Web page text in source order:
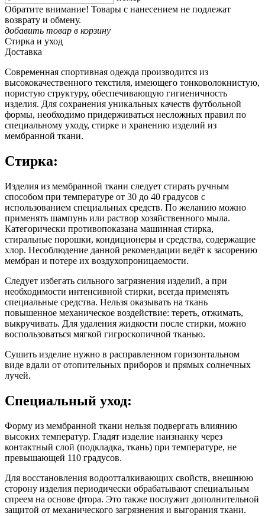
Обратите внимание! Товары с нанесением не подлежат
возврату и обмену.
добавить товар в корзину
Стирка и уход
Доставка
Современная спортивная одежда производится из
высококачественного текстиля, имеющего тонковолокнистую,
пористую структуру, обеспечивающую гигиеничность
изделия. Для сохранения уникальных качеств футбольной
формы, необходимо придерживаться несложных правил по
специальному уходу, стирке и хранению изделий из
мембранной ткани.
Стирка:
Изделия из мембранной ткани следует стирать ручным
способом при температуре от 30 до 40 градусов с
использованием специальных средств. По желанию можно
применять шампунь или раствор хозяйственного мыла.
Категорически противопоказана машинная стирка,
стиральные порошки, кондиционеры и средства, содержащие
хлор. Несоблюдение данной рекомендации ведёт к засорению
мембран и потере их воздухопроницаемости.
Следует избегать сильного загрязнения изделий, а при
необходимости интенсивной стирки, всегда применять
специальные средства. Нельзя оказывать на ткань
повышенное механическое воздействие: тереть, отжимать,
выкручивать. Для удаления жидкости после стирки, можно
воспользоваться мягкой гигроскопичной тканью.
Сушить изделие нужно в расправленном горизонтальном
виде вдали от отопительных приборов и прямых солнечных
лучей.
Специальный уход:
Форму из мембранной ткани нельзя подвергать влиянию
высоких температур. Гладят изделие наизнанку через
контактный слой (подкладка, ткань) при температуре, не
превышающей 110 градусов.
Для восстановления водоотталкивающих свойств, внешнюю
сторону изделия периодически обрабатывают специальным
спреем на основе фтора. Это также послужит дополнительной
защитой от механического загрязнения и выгорания ткани.